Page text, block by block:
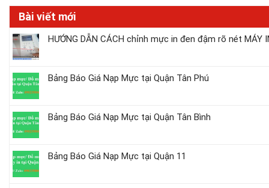
Bài viết mới
HƯỚNG DẪN CÁCH chỉnh mực in đen đậm rõ nét MÁY
Bảng Báo Giá Nạp Mực tại Quận Tân Phú
Bảng Báo Giá Nạp Mực tại Quận Tân Bình
Bảng Báo Giá Nạp Mực tại Quận 11